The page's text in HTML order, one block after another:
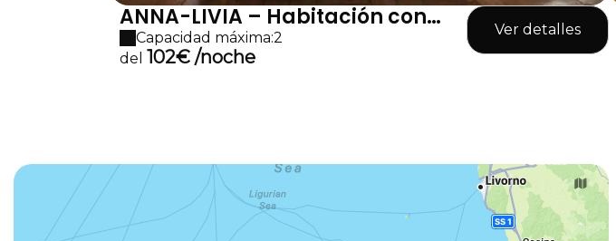
ANNA-LIVIA – Habitación con
terraza
Capacidad máxima:2
del 102€ /noche
Ver detalles